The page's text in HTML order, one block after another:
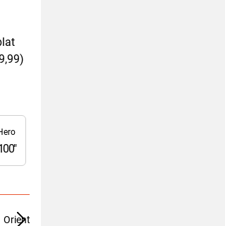
"
Orientable (jusqu'à 180°)